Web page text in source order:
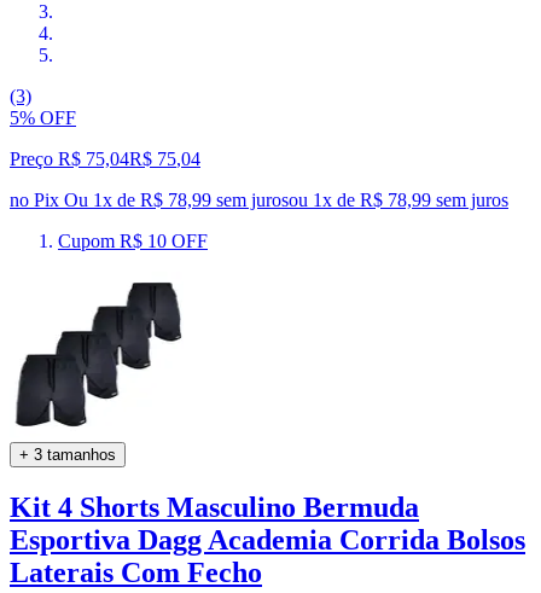
(3)
5% OFF
Preço R$ 75,04R$ 75,04
no Pix Ou 1x de R$ 78,99 sem jurosou 1x de R$ 78,99 sem juros
Cupom R$ 10 OFF
+ 3 tamanhos
Kit 4 Shorts Masculino Bermuda
Esportiva Dagg Academia Corrida Bolsos
Laterais Com Fecho